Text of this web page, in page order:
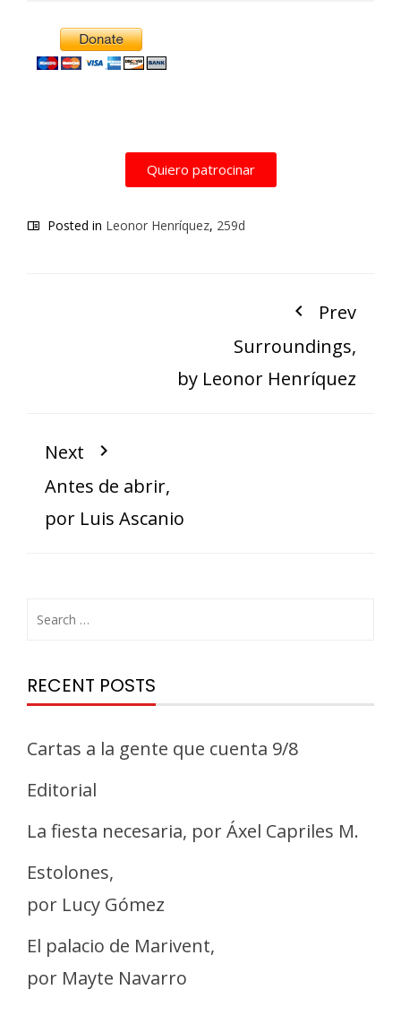
Quiero patrocinar
Posted in Leonor Henríquez, 259d
Prev
Surroundings,
by Leonor Henríquez
Next
Antes de abrir,
por Luis Ascanio
RECENT POSTS
Cartas a la gente que cuenta 9/8
Editorial
La fiesta necesaria, por Áxel Capriles M.
Estolones,
por Lucy Gómez
El palacio de Marivent,
por Mayte Navarro